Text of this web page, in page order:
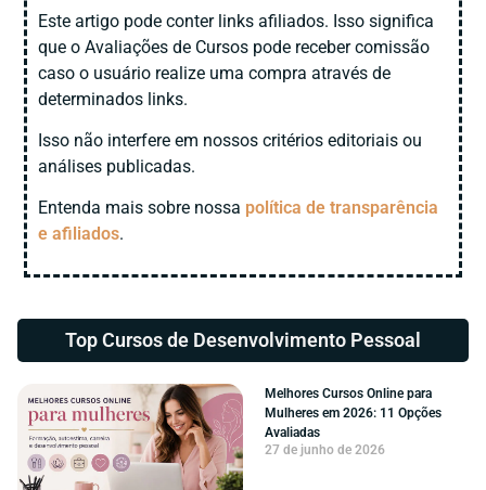
Este artigo pode conter links afiliados. Isso significa
que o Avaliações de Cursos pode receber comissão
caso o usuário realize uma compra através de
determinados links.
Isso não interfere em nossos critérios editoriais ou
análises publicadas.
Entenda mais sobre nossa política de transparência
e afiliados.
Top Cursos de Desenvolvimento Pessoal
Melhores Cursos Online para
Mulheres em 2026: 11 Opções
Avaliadas
27 de junho de 2026